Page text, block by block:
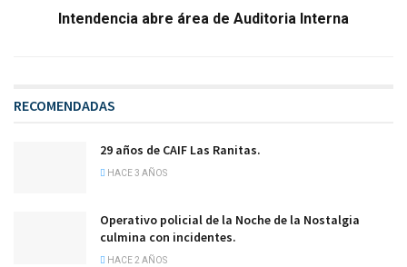
Intendencia abre área de Auditoria Interna
RECOMENDADAS
29 años de CAIF Las Ranitas.
HACE 3 AÑOS
Operativo policial de la Noche de la Nostalgia
culmina con incidentes.
HACE 2 AÑOS